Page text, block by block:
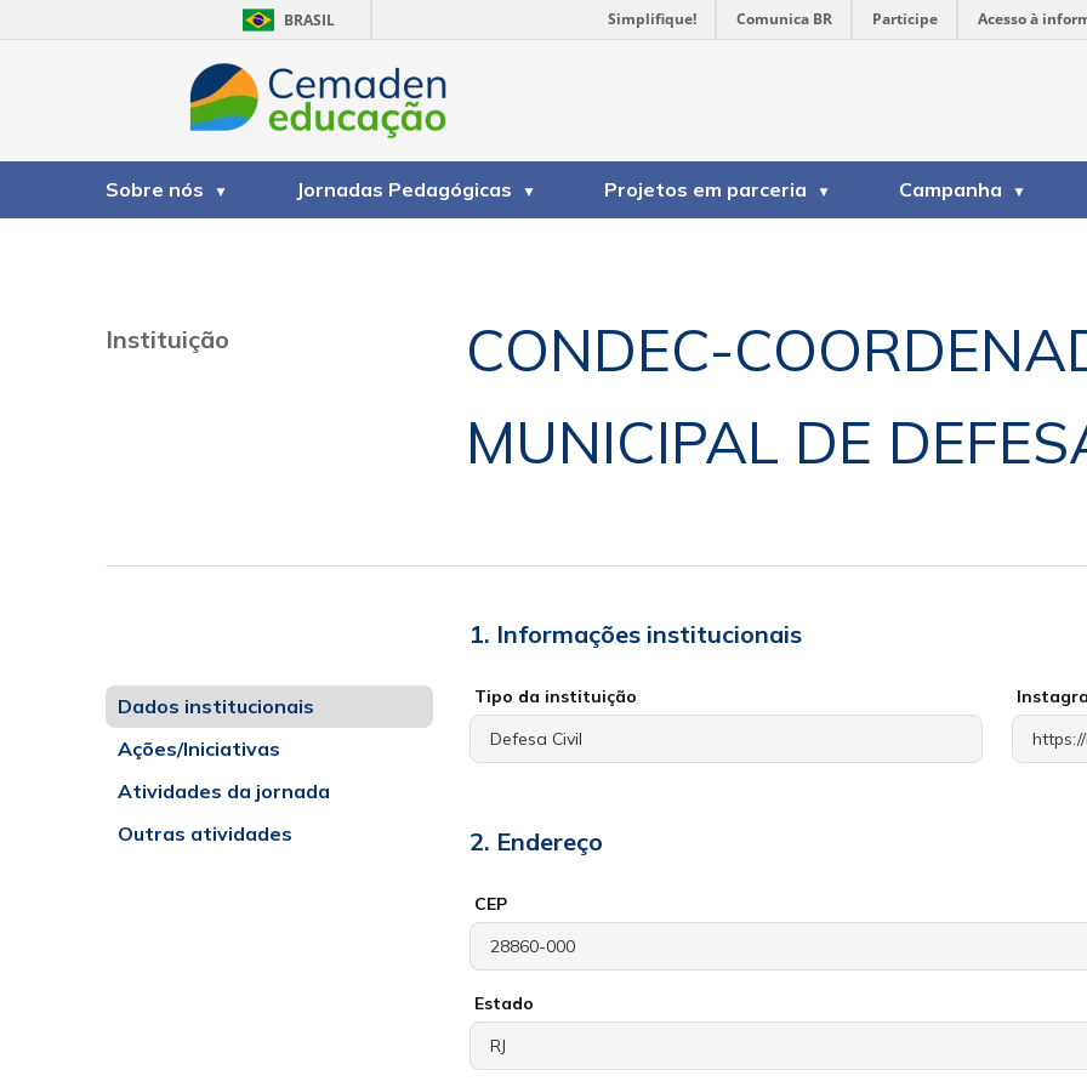
BRASIL Simplifique! Comunica BR Participe Acesso à
Sobre nós Jornadas Pedagógicas Projetos em parceria Campanha
Instituição
CONDEC-
MUNICIPAL DE
Dados institucionais
Ações/Iniciativas
Atividades da jornada
Outras atividades
1. Informações institucionais
Tipo da instituição
2. Endereço
CEP
Estado